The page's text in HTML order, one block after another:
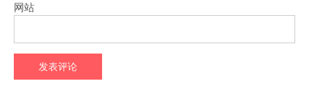
网站